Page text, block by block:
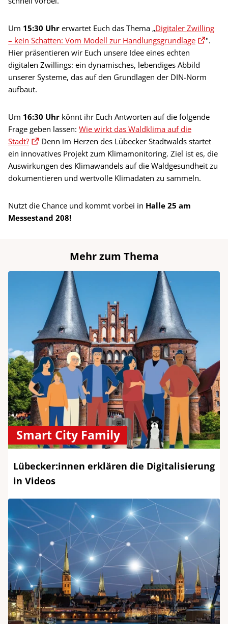
Um 15:30 Uhr erwartet Euch das Thema „Digitaler Zwilling
– kein Schatten: Vom Modell zur Handlungsgrundlage
".
Hier präsentieren wir Euch unsere Idee eines echten
digitalen Zwillings: ein dynamisches, lebendiges Abbild
unserer Systeme, das auf den Grundlagen der DIN-Norm
aufbaut.
Um 16:30 Uhr könnt ihr Euch Antworten auf die folgende
Frage geben lassen: Wie wirkt das Waldklima auf die
Stadt?
Denn im Herzen des Lübecker Stadtwalds startet
ein innovatives Projekt zum Klimamonitoring. Ziel ist es, die
Auswirkungen des Klimawandels auf die Waldgesundheit zu
dokumentieren und wertvolle Klimadaten zu sammeln.
Nutzt die Chance und kommt vorbei in Halle 25 am
Messestand 208!
Mehr zum Thema
Smart City Family
Lübecker:innen erklären die Digitalisierung
in Videos